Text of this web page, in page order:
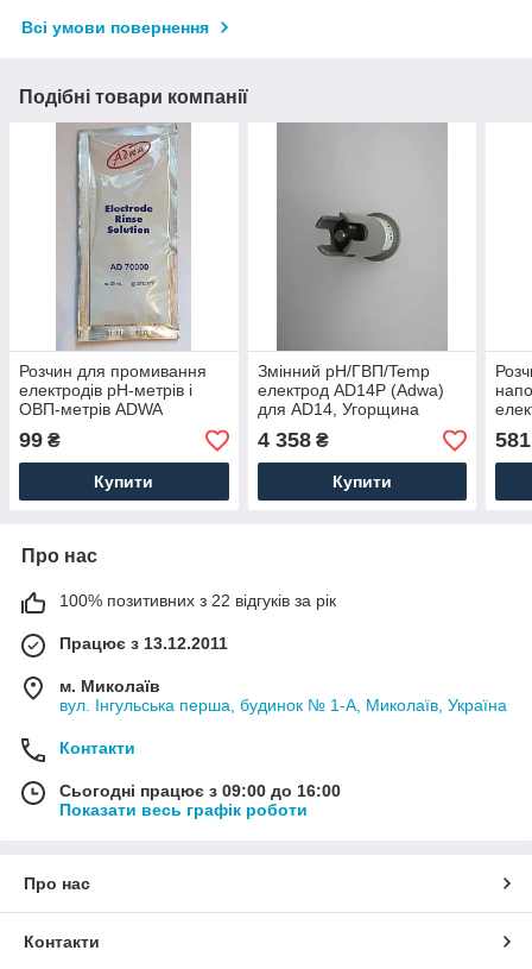
Всі умови повернення
Подібні товари компанії
Розчин для промивання
електродів рН-метрів і
ОВП-метрів ADWA
AD70000 (20 мл),
Угорщина
99 ₴
Купити
Змінний рН/ГВП/Temp
електрод AD14P (Adwa)
для AD14, Угорщина
4 358₴
Купити
(30
581
Про нас
100% позитивних з 22 відгуків за рік
Працює з 13.12.2011
м. Миколаїв
вул. Інгульська перша, будинок № 1-А, Миколаїв, Україна
Контакти
Сьогодні працює з 09:00 до 16:00
Показати весь графік роботи
Про нас
Контакти